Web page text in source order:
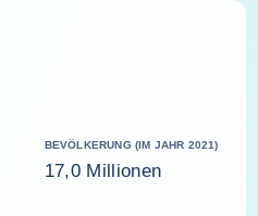
BEVÖLKERUNG (IM JAHR 2021)
17,0 Millionen